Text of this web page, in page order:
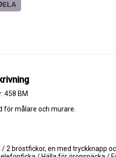
458 BM
för målare och murare.
2 bröstfickor, en med tryckknapp